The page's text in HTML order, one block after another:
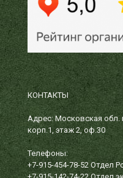
КОНТАКТЫ
Адрес: Московская
корп.1, этаж 2, оф.30
Телефоны:
+7-915-454-78-52 Отдел